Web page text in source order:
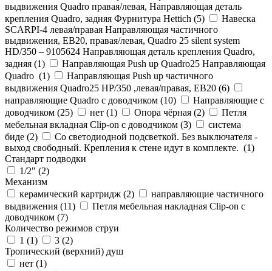
выдвижения Quadro правая/левая, Направляющая деталь
крепления Quadro, задняя Фурнитура Hettich (5)
Навеска
SCARPI-4 левая/правая Направляющая частичного
выдвижения, ЕВ20, правая/левая, Quadro 25 silent system
HD/350 – 9105624 Направляющая деталь крепления Quadro,
задняя (1)
Направляющая Push up Quadro25 Направляющая
Quadro (1)
Направляющая Push up частичного
выдвижения Quadro25 НР/350 ,левая/правая, ЕВ20 (6)
направляющие Quadro с доводчиком (10)
Направляющие с
доводчиком (25) нет (1) Опора чёрная (2)
Петля
мебельная вкладная Clip-on с доводчиком (3)
система
биде (2)
Со светодиодной подсветкой. Без выключателя -
выход свободный. Крепления к стене идут в комплекте. (1)
Стандарт подводки
1/2" (2)
Механизм
керамический картридж (2)
направляющие частичного
выдвижения (11)
Петля мебельная накладная Clip-on с
доводчиком (7)
Количество режимов струи
1 (1) 3 (2)
Тропический (верхний) душ
нет (1)